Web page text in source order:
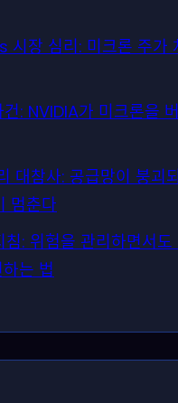
시장 심리: 미크론 주가
: NVIDIA가 미크론을
대참사: 공급망이 붕괴
멈춘다
침: 위험을 관리하면서도
는 법